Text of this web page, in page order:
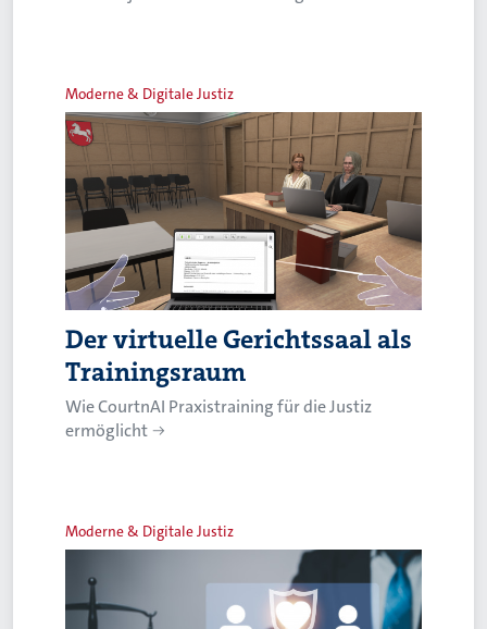
Moderne & Digitale Justiz
Der virtuelle Gerichtssaal als
Trainingsraum
Wie CourtnAI Praxistraining für die Justiz
ermöglicht
Moderne & Digitale Justiz